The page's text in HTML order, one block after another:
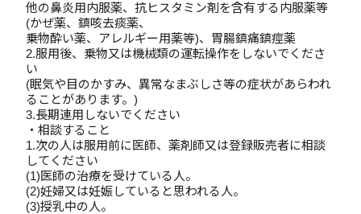
他の鼻炎用内服薬、抗ヒスタミン剤を含有する内服薬等
(かぜ薬、鎮咳去痰薬、
乗物酔い薬、アレルギー用薬等)、胃腸鎮痛鎮痙薬
2.服用後、乗物又は機械類の運転操作をしないでくださ
い
(眠気や目のかすみ、異常なまぶしさ等の症状があらわれ
ることがあります。)
3.長期連用しないでください
・相談すること
1.次の人は服用前に医師、薬剤師又は登録販売者に相談
してください
(1)医師の治療を受けている人。
(2)妊婦又は妊娠していると思われる人。
(3)授乳中の人。